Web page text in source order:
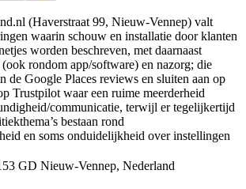
(Haverstraat 99, Nieuw-Vennep) valt
waarin schouw en installatie door klanten
worden beschreven, met daarnaast
rondom app/software) en nazorg; die
de Google Places reviews en sluiten aan op
Trustpilot waar een ruime meerderheid
communicatie, terwijl er tegelijkertijd
bestaan rond
en soms onduidelijkheid over instellingen
GD Nieuw-Vennep, Nederland